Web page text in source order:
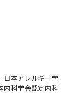
日本アレルギー学
内科学会認定内科